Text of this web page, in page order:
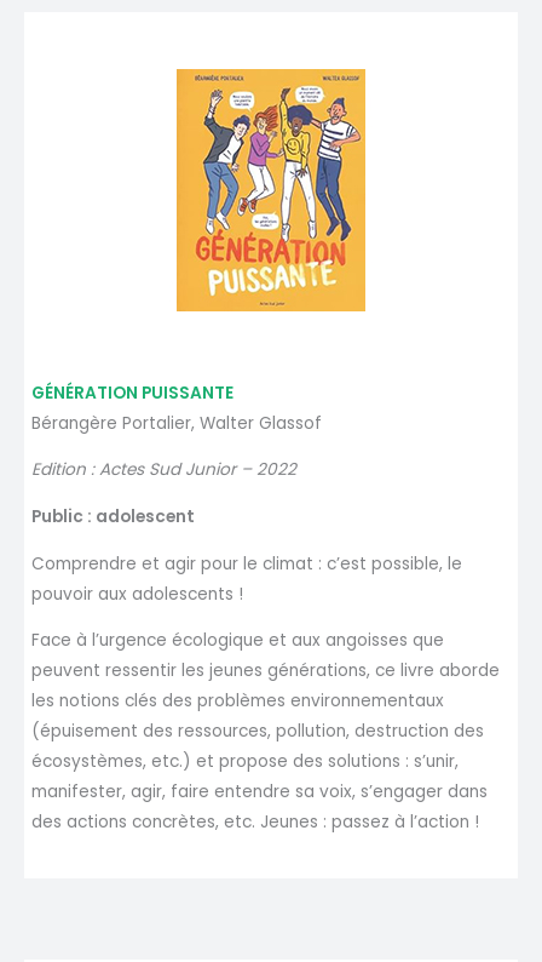
GÉNÉRATION PUISSANTE
Bérangère Portalier, Walter Glassof
Edition : Actes Sud Junior – 2022
Public : adolescent
Comprendre et agir pour le climat : c’est possible, le
pouvoir aux adolescents !
Face à l’urgence écologique et aux angoisses que
peuvent ressentir les jeunes générations, ce livre aborde
les notions clés des problèmes environnementaux
(épuisement des ressources, pollution, destruction des
écosystèmes, etc.) et propose des solutions : s’unir,
manifester, agir, faire entendre sa voix, s’engager dans
des actions concrètes, etc. Jeunes : passez à l’action !